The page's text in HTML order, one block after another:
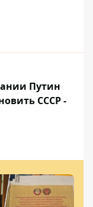
Путин
СССР -